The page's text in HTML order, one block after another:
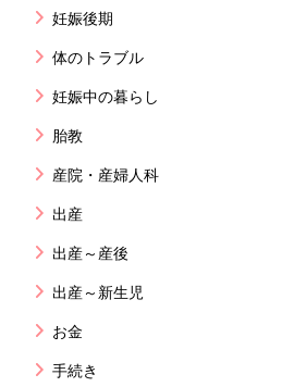
妊娠後期
体のトラブル
妊娠中の暮らし
胎教
産院・産婦人科
出産
出産～産後
出産～新生児
お金
手続き